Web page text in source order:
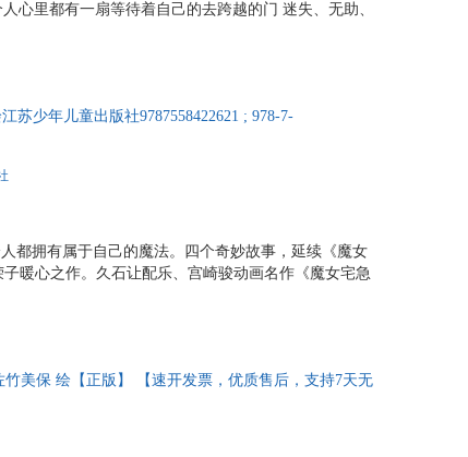
心里都有一扇等待着自己的去跨越的门 迷失、无助、
拥有更可贵魔女琪琪在柯里柯镇的生活越来越有滋
派上了用场，琪琪的自信心一点点膨胀起来，觉得自
苏少年儿童出版社9787558422621 ; 978-7-
都拥有属于自己的魔法。四个奇妙故事，延续《魔女
暖心之作。久石让配乐、宫崎骏动画名作《魔女宅急
学奖、野间儿童文学奖、小学馆文学奖除了有一个会
人，会说话的灰猫，猫儿们的神秘聚会……每个人的生
日本Honto网读者每个
美保 绘【正版】 【速开发票，优质售后，支持7天无